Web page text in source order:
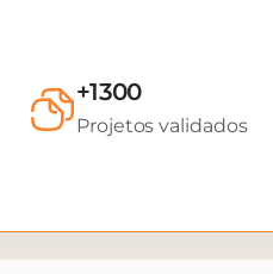
+1300
Projetos validados